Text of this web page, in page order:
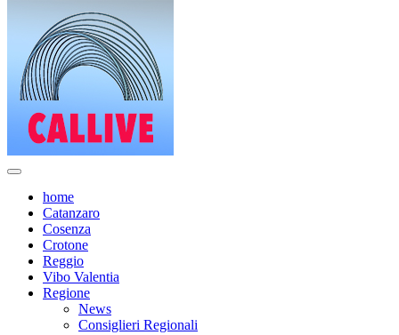
home
Catanzaro
Cosenza
Crotone
Reggio
Vibo Valentia
Regione
News
Consiglieri Regionali